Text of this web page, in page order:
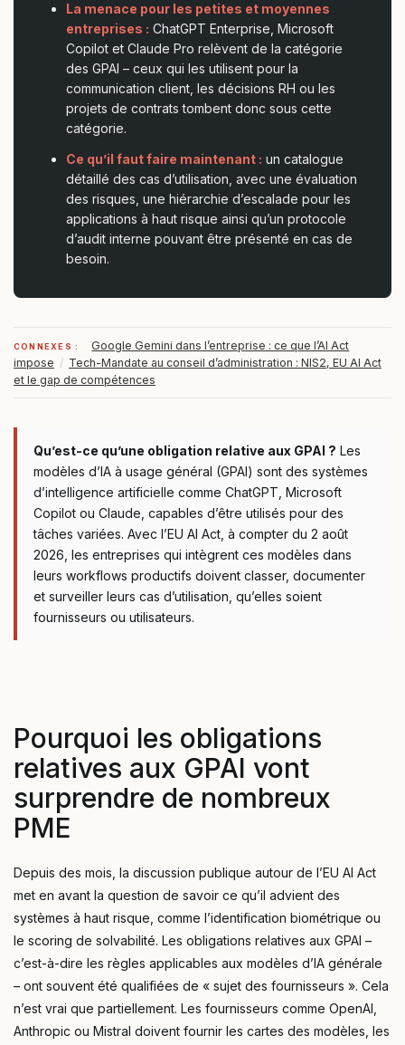
La menace pour les petites et moyennes
entreprises : ChatGPT Enterprise, Microsoft
Copilot et Claude Pro relèvent de la catégorie
des GPAI – ceux qui les utilisent pour la
communication client, les décisions RH ou les
projets de contrats tombent donc sous cette
catégorie.
Ce qu’il faut faire maintenant : un catalogue
détaillé des cas d’utilisation, avec une évaluation
des risques, une hiérarchie d’escalade pour les
applications à haut risque ainsi qu’un protocole
d’audit interne pouvant être présenté en cas de
besoin.
CONNEXES :
Google Gemini dans l’entreprise : ce que l’AI Act
impose / Tech-Mandate au conseil d’administration : NIS2, EU AI Act
et le gap de compétences
Qu’est-ce qu’une obligation relative aux GPAI ? Les
modèles d’IA à usage général (GPAI) sont des systèmes
d’intelligence artificielle comme ChatGPT, Microsoft
Copilot ou Claude, capables d’être utilisés pour des
tâches variées. Avec l’EU AI Act, à compter du 2 août
2026, les entreprises qui intègrent ces modèles dans
leurs workflows productifs doivent classer, documenter
et surveiller leurs cas d’utilisation, qu’elles soient
fournisseurs ou utilisateurs.
Pourquoi les obligations
relatives aux GPAI vont
surprendre de nombreux
PME
Depuis des mois, la discussion publique autour de l’EU AI Act
met en avant la question de savoir ce qu’il advient des
systèmes à haut risque, comme l’identification biométrique ou
le scoring de solvabilité. Les obligations relatives aux GPAI –
c’est-à-dire les règles applicables aux modèles d’IA générale
– ont souvent été qualifiées de « sujet des fournisseurs ». Cela
n’est vrai que partiellement. Les fournisseurs comme OpenAI,
Anthropic ou Mistral doivent fournir les cartes des modèles, les